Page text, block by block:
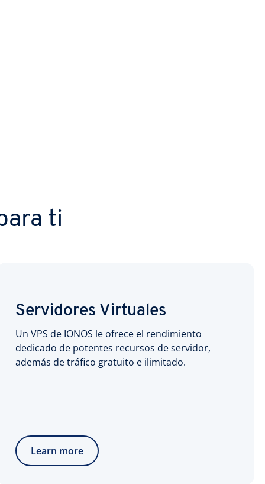
ti
Servidores Virtuales
Un VPS de IONOS le ofrece el rendimiento
dedicado de potentes recursos de servidor,
además de tráfico gratuito e ilimitado.
Learn more